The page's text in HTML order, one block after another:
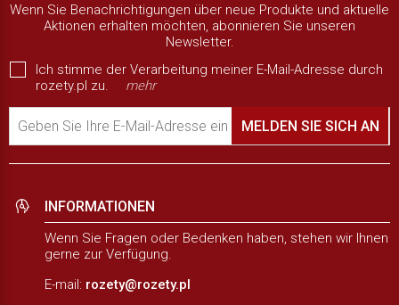
Wenn Sie Benachrichtigungen über neue Produkte und aktuelle
Aktionen erhalten möchten, abonnieren Sie unseren
Newsletter.
Ich stimme der Verarbeitung meiner E-Mail-Adresse durch
rozety.pl zu.
mehr
Geben Sie Ihre E-Mail-Adresse ein MELDEN SIE SICH AN
INFORMATIONEN
Wenn Sie Fragen oder Bedenken haben, stehen wir Ihnen
gerne zur Verfügung.
E-mail: rozety@rozety.pl